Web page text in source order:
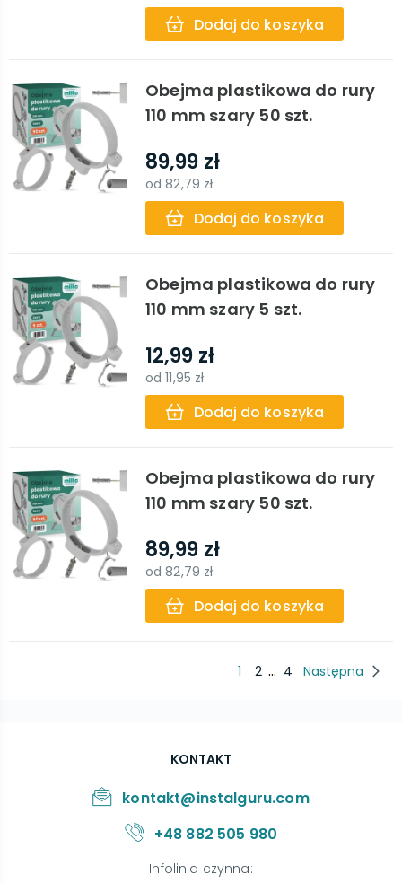
Dodaj do koszyka
Obejma plastikowa do rury
110 mm szary 50 szt.
89,99 zł
od82,79 zł
Dodaj do koszyka
Obejma plastikowa do rury
110 mm szary 5 szt.
12,99 zł
od11,95 zł
Dodaj do koszyka
Obejma plastikowa do rury
110 mm szary 50 szt.
89,99 zł
od82,79 zł
Dodaj do koszyka
1 2 ... 4 Następna
KONTAKT
kontakt@instalguru.com
+48 882 505 980
Infolinia czynna: